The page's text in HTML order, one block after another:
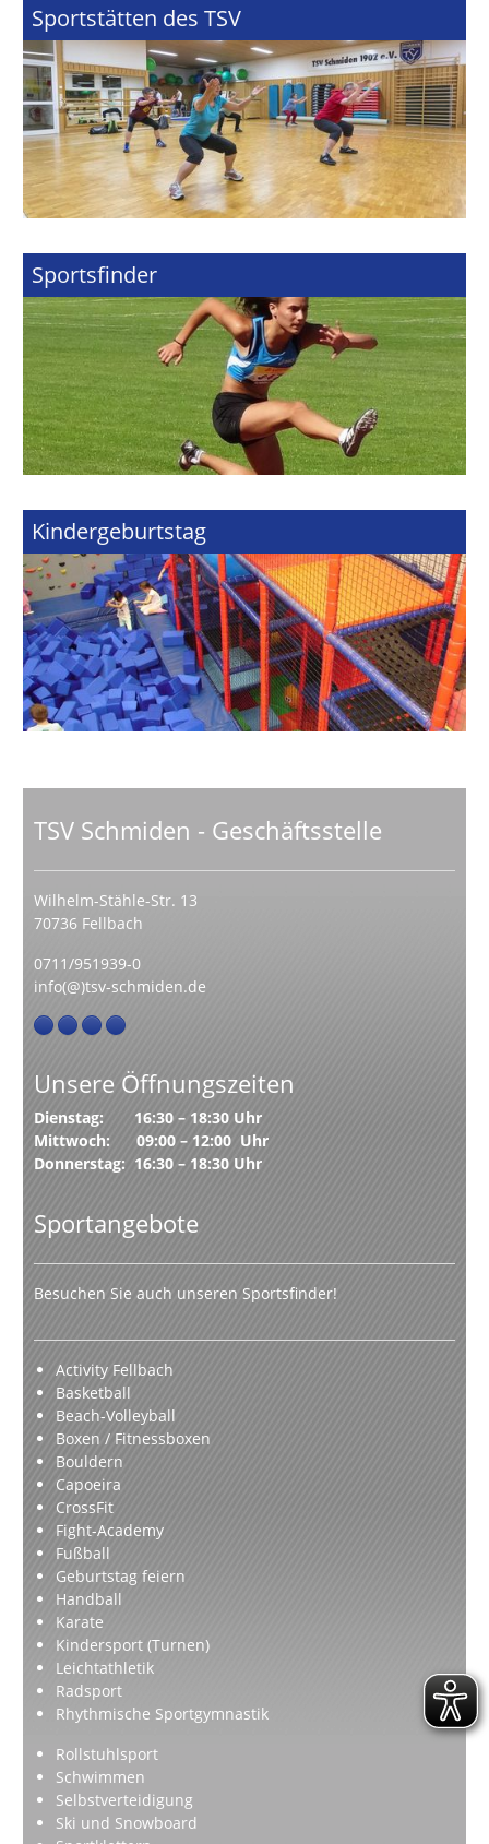
Sportstätten des TSV
Sportsfinder
Kindergeburtstag
TSV Schmiden - Geschäftsstelle
Wilhelm-Stähle-Str. 13
70736 Fellbach
0711/951939-0
info(@)tsv-schmiden.de
Unsere Öffnungszeiten
Dienstag: 16:30 – 18:30 Uhr
Mittwoch: 09:00 – 12:00 Uhr
Donnerstag: 16:30 – 18:30 Uhr
Sportangebote
Besuchen Sie auch unseren Sportsfinder!
Activity Fellbach
Basketball
Beach-Volleyball
Boxen / Fitnessboxen
Bouldern
Capoeira
CrossFit
Fight-Academy
Fußball
Geburtstag feiern
Handball
Karate
Kindersport (Turnen)
Leichtathletik
Radsport
Rhythmische Sportgymnastik
Rollstuhlsport
Schwimmen
Selbstverteidigung
Ski und Snowboard